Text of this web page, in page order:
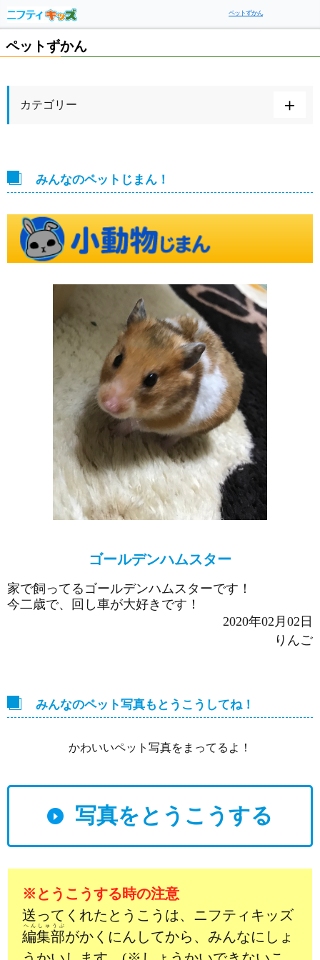
ペットずかん
ペットずかん
カテゴリー
みんなのペットじまん！
ゴールデンハムスター
家で飼ってるゴールデンハムスターです！
今二歳で、回し車が大好きです！
2020年02月02日
りんご
みんなのペット写真もとうこうしてね！
かわいいペット写真をまってるよ！
写真をとうこうする
※とうこうする時の注意
送ってくれたとうこうは、ニフティキッズ
編集部
へんしゅうぶ
がかくにんしてから、みんなにしょ